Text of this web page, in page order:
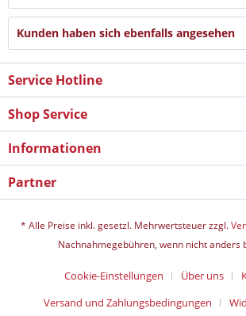
Kunden haben sich ebenfalls angesehen
Service Hotline
Shop Service
Informationen
Partner
* Alle Preise inkl. gesetzl. Mehrwertsteuer zzgl.
Nachnahmegebühren, wenn nicht anders
Cookie-Einstellungen Über uns
Versand und Zahlungsbedingungen